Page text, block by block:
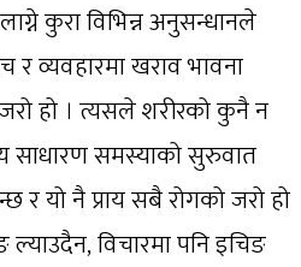
कुरा विभिन्न अनुसन्धानले
र व्यवहारमा खराव भावना
हो । त्यसले शरीरको कुनै न
साधारण समस्याको सुरुवात
यो नै प्राय सबै रोगको जरो हो
ल्याउदैन, विचारमा पनि इचिङ